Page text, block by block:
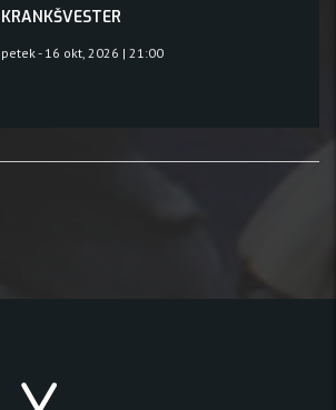
KRANKŠVESTER
petek - 16 okt, 2026 | 21:00